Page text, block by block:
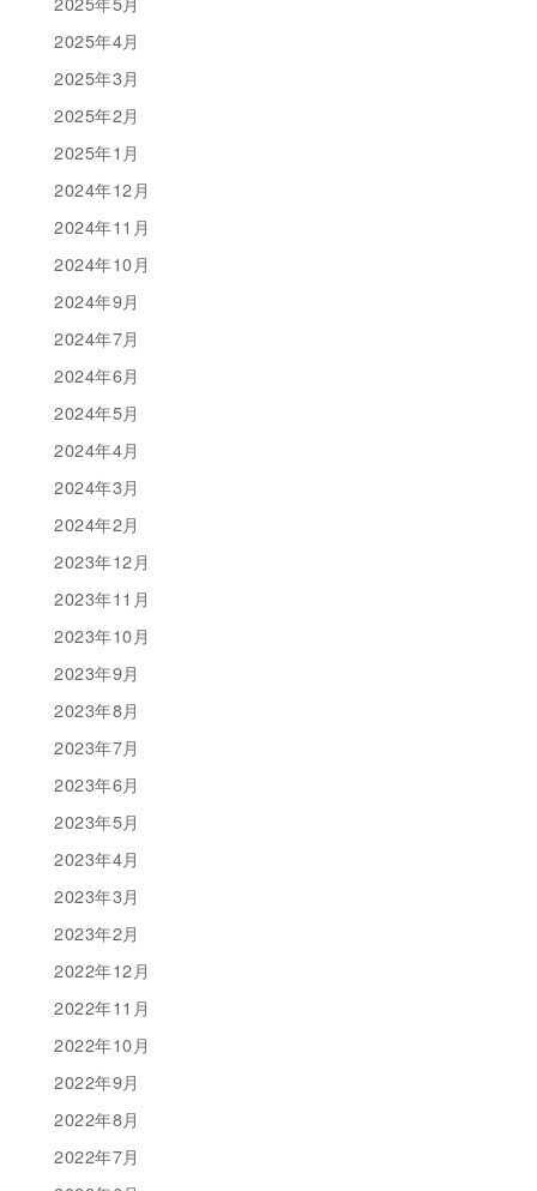
2025年4月
2025年3月
2025年2月
2025年1月
2024年12月
2024年11月
2024年10月
2024年9月
2024年7月
2024年6月
2024年5月
2024年4月
2024年3月
2024年2月
2023年12月
2023年11月
2023年10月
2023年9月
2023年8月
2023年7月
2023年6月
2023年5月
2023年4月
2023年3月
2023年2月
2022年12月
2022年11月
2022年10月
2022年9月
2022年8月
2022年7月